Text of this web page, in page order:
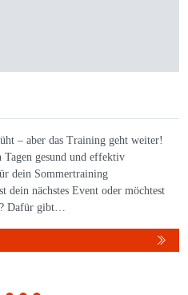
– aber das Training geht weiter!
gesund und effektiv
dein Sommertraining
dein nächstes Event oder möchtest
Dafür gibt…